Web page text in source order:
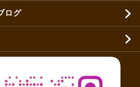
ログ